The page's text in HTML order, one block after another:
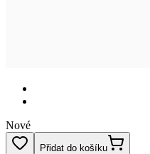
Nové
Přidat do košíku